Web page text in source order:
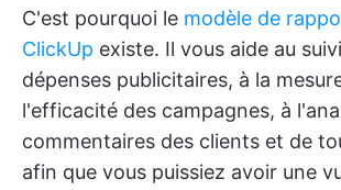
C'est pourquoi le modèle de
ClickUp existe. Il vous aide au
dépenses publicitaires, à la
l'efficacité des campagnes, à
commentaires des clients et de
afin que vous puissiez avoir une